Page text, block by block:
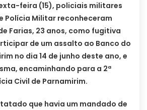
feira (15), policiais militares
Polícia Militar reconheceram
Farias, 23 anos, como fugitiva
de um assalto ao Banco do
no dia 14 de junho deste ano, e
encaminhando para a 2ª
Civil de Parnamirim.
que havia um mandado de